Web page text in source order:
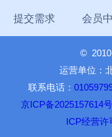
提交需求 会员
©
运营单位：
联系电话：
京ICP备2025157614
ICP经营许